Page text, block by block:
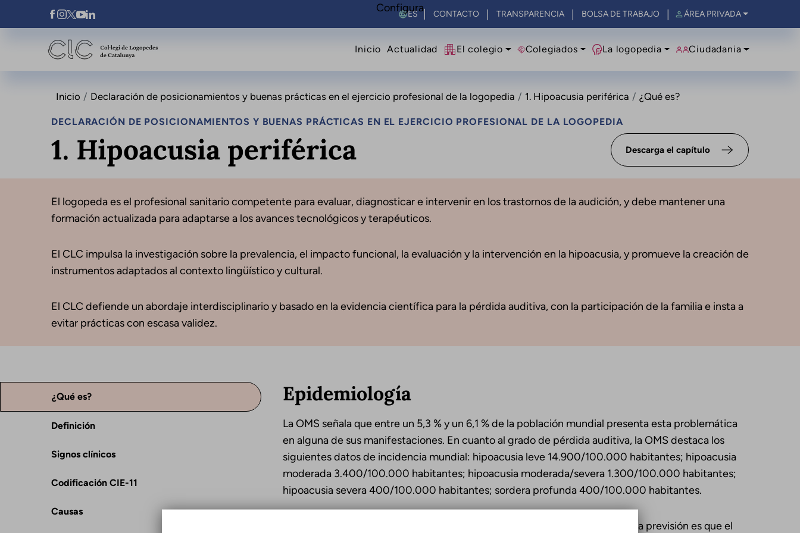
Pasar al contenido principal
Xarxes Socials Select your language
CONTACTO TRANSPARENCIA BOLSA DE TRABAJO ÁREA PRIVADA
Navegació principal
Inicio Actualidad El colegio Colegiados La logopedia Ciudadania
Inicio Declaración de posicionamientos y buenas prácticas en el ejercicio profesional de la logopedia 1. Hipoacusia periférica ¿Qué es?
DECLARACIÓN DE POSICIONAMIENTOS Y BUENAS PRÁCTICAS EN EL EJERCICIO PROFESIONAL DE LA LOGOPEDIA
1. Hipoacusia periférica Descarga el capítulo
El logopeda es el profesional sanitario competente para evaluar, diagnosticar e intervenir en los trastornos de la audición, y debe mantener una
formación actualizada para adaptarse a los avances tecnológicos y terapéuticos.
El CLC impulsa la investigación sobre la prevalencia, el impacto funcional, la evaluación y la intervención en la hipoacusia, y promueve la creación de
instrumentos adaptados al contexto lingüístico y cultural.
El CLC defiende un abordaje interdisciplinario y basado en la evidencia científica para la pérdida auditiva, con la participación de la familia e insta a
evitar prácticas con escasa validez.
¿Qué es?
Definición
Signos clínicos
Codificación CIE-11
Causas
Epidemiología
La OMS señala que entre un 5,3 % y un 6,1 % de la población mundial presenta esta problemática
en alguna de sus manifestaciones. En cuanto al grado de pérdida auditiva, la OMS destaca los
siguientes datos de incidencia mundial: hipoacusia leve 14.900/100.000 habitantes; hipoacusia
moderada 3.400/100.000 habitantes; hipoacusia moderada/severa 1.300/100.000 habitantes;
hipoacusia severa 400/100.000 habitantes; sordera profunda 400/100.000 habitantes.
La sordera es la tercera causa principal de años vividos con discapacidad y la previsión es que el
Configura